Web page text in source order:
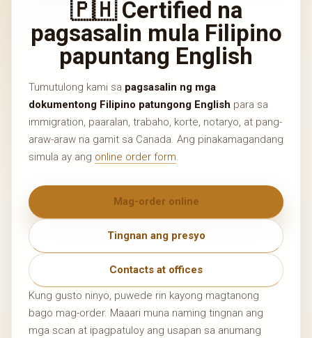
🇵🇭 Certified na
pagsasalin mula Filipino
papuntang English
Tumutulong kami sa pagsasalin ng mga
dokumentong Filipino patungong English para sa
immigration, paaralan, trabaho, korte, notaryo, at pang-
araw-araw na gamit sa Canada. Ang pinakamagandang
simula ay ang online order form.
Mag-order online
Tingnan ang presyo
Contacts at offices
Kung gusto ninyo, puwede rin kayong magtanong
bago mag-order. Maaari muna naming tingnan ang
mga scan at ipagpatuloy ang usapan sa anumang